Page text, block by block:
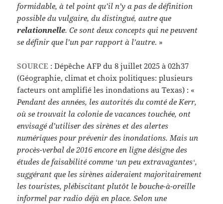
formidable, à tel point qu’il n’y a pas de définition
possible du vulgaire, du distingué, autre que
relationnelle. Ce sont deux concepts qui ne peuvent
se définir que l’un par rapport à l’autre. »
SOURCE : Dépêche AFP du 8 juillet 2025 à 02h37
(Géographie, climat et choix politiques: plusieurs
facteurs ont amplifié les inondations au Texas) : «
Pendant des années, les autorités du comté de Kerr,
où se trouvait la colonie de vacances touchée, ont
envisagé d’utiliser des sirènes et des alertes
numériques pour prévenir des inondations. Mais un
procès-verbal de 2016 encore en ligne désigne des
études de faisabilité comme ‘un peu extravagantes‘,
suggérant que les sirènes aideraient majoritairement
les touristes, plébiscitant plutôt le bouche-à-oreille
informel par radio déjà en place. Selon une